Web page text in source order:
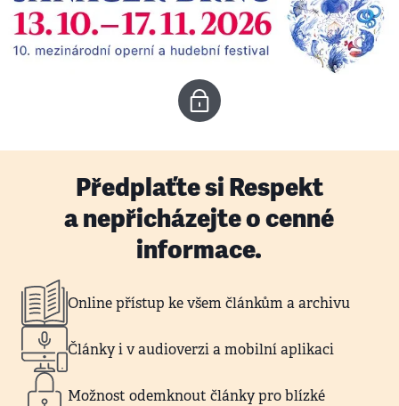
Předplaťte si Respekt
a nepřicházejte o cenné
informace.
Online přístup ke všem článkům a archivu
Články i v audioverzi a mobilní aplikaci
Možnost odemknout články pro blízké